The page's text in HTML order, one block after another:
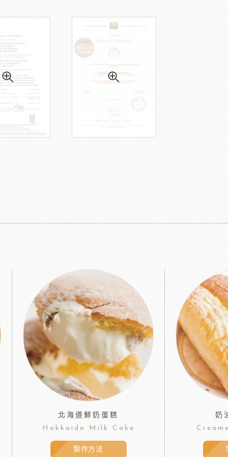
北海道鮮奶蛋糕
Hokkaido Milk Cake
製作方法
奶